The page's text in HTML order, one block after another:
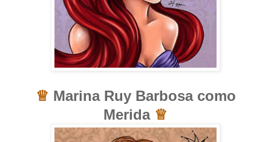
♕ Marina Ruy Barbosa como
Merida ♕